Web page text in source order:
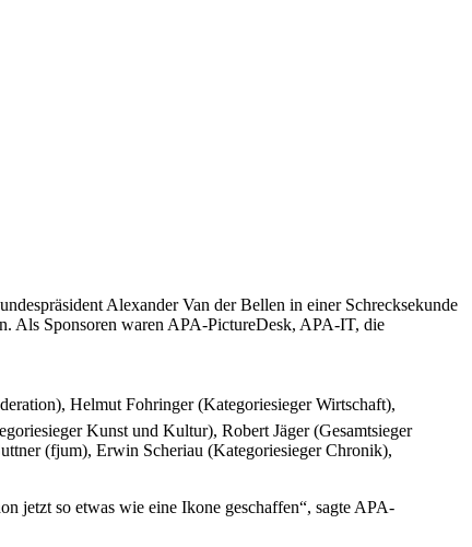
Alexander Van der Bellen in einer Schrecksekunde
Als Sponsoren waren APA-PictureDesk, APA-IT, die
Helmut Fohringer (Kategoriesieger Wirtschaft),
Kunst und Kultur), Robert Jäger (Gesamtsieger
(fjum), Erwin Scheriau (Kategoriesieger Chronik),
jetzt so etwas wie eine Ikone geschaffen“, sagte APA-